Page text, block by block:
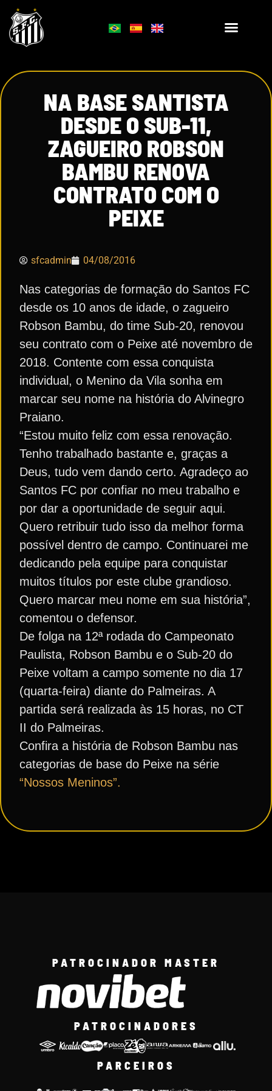
NA BASE SANTISTA
DESDE O SUB-11,
ZAGUEIRO ROBSON
BAMBU RENOVA
CONTRATO COM O
PEIXE
sfcadmin 04/08/2016
Nas categorias de formação do Santos FC
desde os 10 anos de idade, o zagueiro
Robson Bambu, do time Sub-20, renovou
seu contrato com o Peixe até novembro de
2018. Contente com essa conquista
individual, o Menino da Vila sonha em
marcar seu nome na história do Alvinegro
Praiano.
“Estou muito feliz com essa renovação.
Tenho trabalhado bastante e, graças a
Deus, tudo vem dando certo. Agradeço ao
Santos FC por confiar no meu trabalho e
por dar a oportunidade de seguir aqui.
Quero retribuir tudo isso da melhor forma
possível dentro de campo. Continuarei me
dedicando pela equipe para conquistar
muitos títulos por este clube grandioso.
Quero marcar meu nome em sua história”,
comentou o defensor.
De folga na 12ª rodada do Campeonato
Paulista, Robson Bambu e o Sub-20 do
Peixe voltam a campo somente no dia 17
(quarta-feira) diante do Palmeiras. A
partida será realizada às 15 horas, no CT
II do Palmeiras.
Confira a história de Robson Bambu nas
categorias de base do Peixe na série
“Nossos Meninos”.
PATROCINADOR MASTER
PATROCINADORES
PARCEIROS